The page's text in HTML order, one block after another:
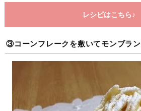
レシピはこちら♪
③コーンフレークを敷いてモンブラン